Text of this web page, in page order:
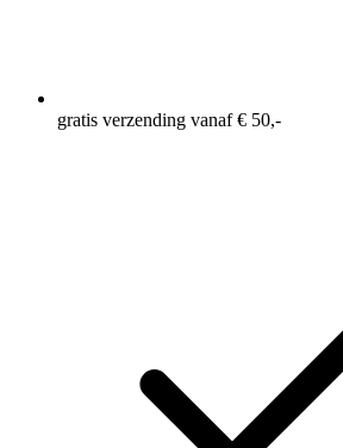
Gewicht: 42 gram
gratis verzending vanaf € 50,-